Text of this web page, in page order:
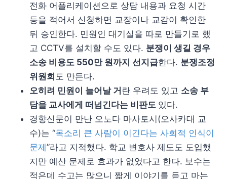
전화 어플리케이션으로 상담 내용과 요청 시간
등을 적어서 신청하면 교장이나 교감이 확인한
뒤 승인한다. 민원인 대기실을 따로 만들기로 했
고 CCTV를 설치할 수도 있다. 분쟁이 생길 경우
소송 비용도 550만 원까지 선지급한다. 분쟁조정
위원회 도 만든다.
오히려 민원이 늘어날 거 란 우려도 있고 소송 부
담을 교사에게 떠넘긴다는 비판도 있다.
경향신문이 만난 오노다 마사토시(오사카대 교
수)는 “목소리 큰 사람이 이긴다는 사회적 인식이
문제”라고 지적했다. 학교 변호사 제도도 도입했
지만 예산 문제로 효과가 없었다고 한다. 보수는
적은데 수고는 많으니 짧게 이야기를 듣고 마는